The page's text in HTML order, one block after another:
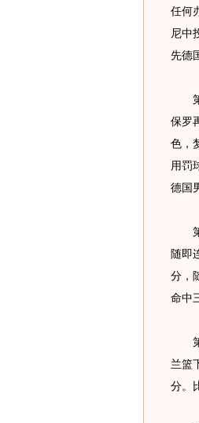
任何
尼中
先德
第
保罗
色，
用罚
德国
第
随即
分，
命中
第
兰篮
分。